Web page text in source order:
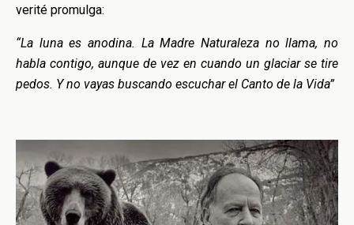
verité promulga:
“La luna es anodina. La Madre Naturaleza no llama, no
habla contigo, aunque de vez en cuando un glaciar se tire
pedos. Y no vayas buscando escuchar el Canto de la Vida”